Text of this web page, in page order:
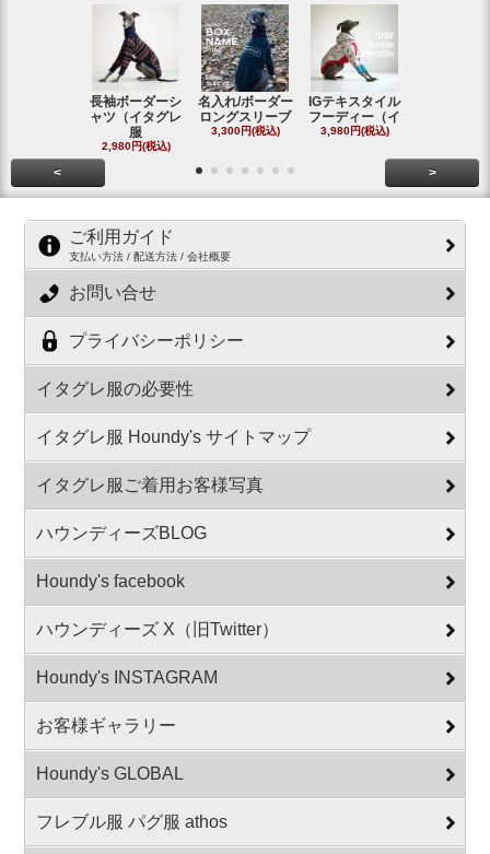
長袖ボーダーシ
ャツ（イタグレ
服
2,980円(税込)
名入れ/ボーダー
ロングスリーブ
3,300円(税込)
IGテキスタイル
フーディー（イ
3,980円(税込)
< >
ご利用ガイド
支払い方法 / 配送方法 / 会社概要
お問い合せ
プライバシーポリシー
イタグレ服の必要性
イタグレ服 Houndy's サイトマップ
イタグレ服ご着用お客様写真
ハウンディーズBLOG
Houndy's facebook
ハウンディーズ X（旧Twitter）
Houndy's INSTAGRAM
お客様ギャラリー
Houndy's GLOBAL
フレブル服 パグ服 athos